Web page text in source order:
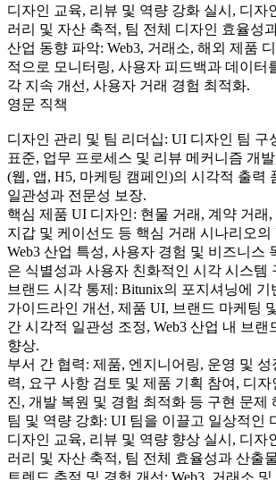
디자인 교육, 리뷰 및 역량 강화 실시, 디자
러리 및 자산 축적, 팀 전체 디자인 효율성
산업 동향 파악: Web3, 거래소, 해외 제품
적으로 모니터링, 사용자 피드백과 데이터
각 지속 개선, 사용자 거래 경험 최적화.
영문 직책
디자인 관리 및 팀 리더십: UI 디자인 팀 구
표준, 업무 프로세스 및 리뷰 메커니즘 개
(웹, 앱, H5, 마케팅 캠페인)의 시각적 출력
일관성과 전문성 보장.
핵심 제품 UI 디자인: 현물 거래, 계약 거래
지갑 및 케이선도 등 핵심 거래 시나리오의
Web3 산업 특성, 사용자 경험 및 비즈니스
은 식별성과 사용자 친화적인 시각 시스템
브랜드 시각 통제: Bitunix의 포지셔닝에
가이드라인 개선, 제품 UI, 브랜드 마케팅
간 시각적 일관성 조정, Web3 산업 내 브랜
향상.
부서 간 협력: 제품, 엔지니어링, 운영 및 성
력, 요구 사항 검토 및 제품 기획 참여, 디
진, 개발 복원 및 경험 최적화 등 구현 문제
팀 및 역량 강화: UI 팀을 이끌고 일상적인
디자인 교육, 리뷰 및 역량 향상 실시, 디자
러리 및 자산 축적, 팀 전체 효율성과 산출
트렌드 추적 및 경험 개선: Web3, 거래소